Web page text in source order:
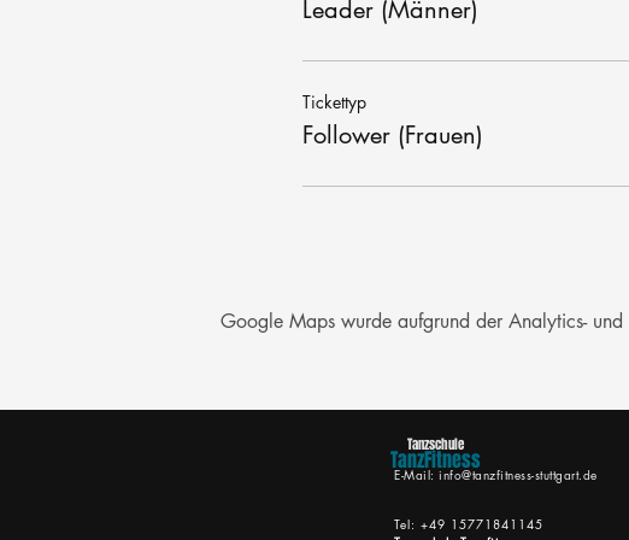
Leader (Männer)
Tickettyp
Follower (Frauen)
Google Maps wurde aufgrund der Analytics-
E-Mail: info@tanzfitness-stuttgart.de
Tanzschule
TanzFitness
Tel: +49 15771841145